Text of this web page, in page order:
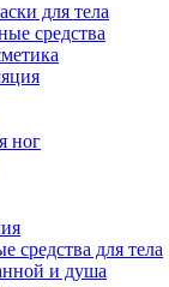
для тела
средства
ног
средства для тела
и душа